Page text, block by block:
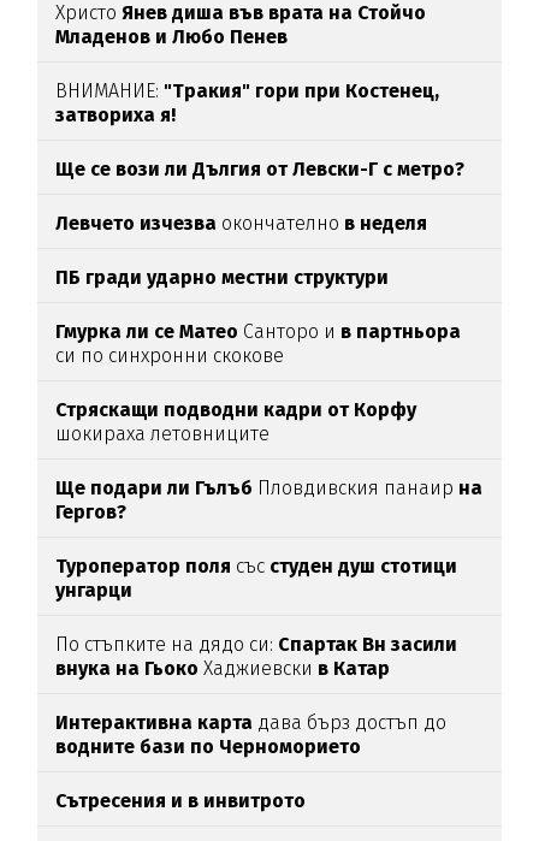
ХристоЯнев диша във врата на Стойчо
Младенов и Любо Пенев
ВНИМАНИЕ: "Тракия" гори при Костенец,
затвориха я!
Ще се вози ли Дългия от Левски-Г с метро?
Левчето изчезва окончателно в неделя
ПБ гради ударно местни структури
Гмурка ли се Матео Санторо и в партньора
си по синхронни скокове
Стряскащи подводни кадри от Корфу
шокираха летовниците
Ще подари ли Гълъб Пловдивския панаир на
Гергов?
Туроператор поля със студен душ стотици
унгарци
По стъпките на дядо си: Спартак Вн засили
внука на Гьоко Хаджиевски в Катар
Интерактивна карта дава бърз достъп до
водните бази по Черноморието
Сътресения и в инвитрото